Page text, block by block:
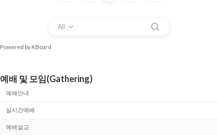
All
Powered by KBoard
예배 및 모임(Gathering)
예배안내
실시간예배
예배설교